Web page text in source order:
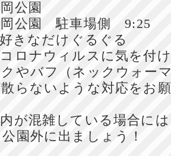
公園
岡公園 駐車場側 9:25
きなだけぐるぐる
ロナウィルスに気を付
フ（ネックウォーマ
らないような対応をお
雑している場合には
園外に出ましょう！